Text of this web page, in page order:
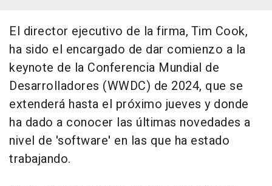
El director ejecutivo de la firma, Tim Cook,
ha sido el encargado de dar comienzo a la
keynote de la Conferencia Mundial de
Desarrolladores (WWDC) de 2024, que se
extenderá hasta el próximo jueves y donde
ha dado a conocer las últimas novedades a
nivel de 'software' en las que ha estado
trabajando.